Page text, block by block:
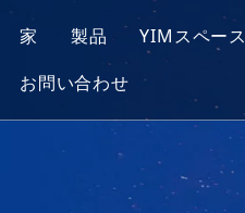
家 製品
太陽電池モジュール
マイクロ太陽電池
ベアチップス
YIMスペース
お問い合わせ